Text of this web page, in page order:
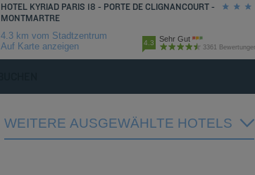
HOTEL KYRIAD PARIS 18 - PORTE DE CLIGNANCOURT -
MONTMARTRE
4.3 km vom Stadtzentrum
Auf Karte anzeigen
4.3 Sehr Gut
3361
WEITERE AUSGEWÄHLTE HOTELS